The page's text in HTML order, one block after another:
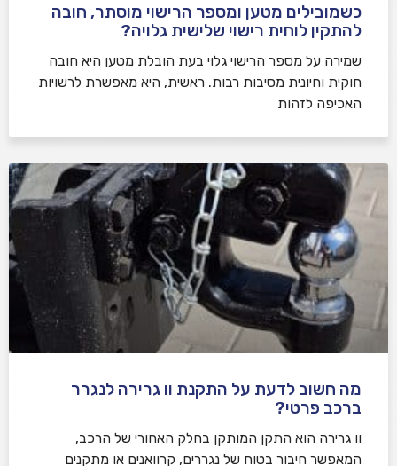
כשמובילים מטען ומספר הרישוי מוסתר, חובה
להתקין לוחית רישוי שלישית גלויה?
שמירה על מספר הרישוי גלוי בעת הובלת מטען היא חובה
חוקית וחיונית מסיבות רבות. ראשית, היא מאפשרת לרשויות
האכיפה לזהות
מה חשוב לדעת על התקנת וו גרירה לנגרר
ברכב פרטי?
וו גרירה הוא התקן המותקן בחלק האחורי של הרכב,
המאפשר חיבור בטוח של נגררים, קרוואנים או מתקנים